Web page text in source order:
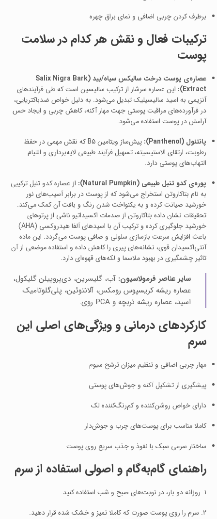
برطرف کردن چربی اضافی و نمای براق چهره
ترکیبات فعال و نقش هر کدام در سلامت
پوست
عصاره‌ی پوست درخت سالیکس سیاه/بید (Salix Nigra Bark
Extract):
این عصاره سرشار از ترکیب سالیسین است که طی فرآیندهای
آنزیمی به اسید سالیسیلیک تبدیل می‌شود. به دلیل خواص ضدباکتریایی،
در فرآورده‌های مراقبت پوستی جهت مهار آکنه، کاهش چربی و ایجاد حس
آرامش در پوست استفاده می‌شود.
پانتنول (Panthenol):
پیش‌ساز ویتامین B5 که نقش مهمی در حفظ
رطوبت، ارتقای الاستیسیته، تسهیل فرآیند طبیعی لایه‌برداری و التیام
التهاب‌های پوستی دارد.
پوره‌ی کدو تنبل طبیعی (Natural Pumpkin):
از عصاره کدو تنبل ترکیبی
به نام بتاکاروتن استخراج می‌شود که از پوست در برابر آسیب‌های نور
خورشید صیانت کرده و به یکنواخت شدن رنگ و بافت آن کمک می‌کند.
تحقیقات نشان داده بتاکاروتن از صدمات اکسیداتیو ناشی از پرتوهای
خورشید جلوگیری کرده و ترکیب آن با اسیدهای آلفا هیدروکسی (AHA)
باعث افزایش سرعت بازسازی سلولی و صافی پوست می‌گردد. این ماده
آنتی‌اکسیدان قوی، نشانه‌های پیری را کاهش داده و استفاده موضعی از آن
تاثیر چشمگیری در بهبود ملاسما و لکه‌های قهوه‌ای دارد.
سایر عناصر فرمولاسیون: آب، گلیسرین، دی‌پروپیلن گلیکول،
عصاره ریشه کریسپوس رومکس، آلانتوئین، پلی‌گلوتامیک
اسید، عصاره ریشه تربچه و PCA روی.
کارکردهای درمانی و ویژگی‌های اصلی این
سرم
مهار چربی اضافی و تنظیم میزان ترشح سبوم
پیشگیری از تشکیل آکنه و جوش‌های پوستی
دارای خواص روشن‌کننده و کم‌رنگ‌کننده لک
کاملا مناسب برای پوست‌های چرب و جوش‌دار
ساختار سرمی سبک با نفوذ و جذب سریع روی پوست
راهنمای گام‌به‌گام و اصولی استفاده از سرم
۱. روزانه دو بار، در نوبت‌های صبح و شب استفاده کنید.
۲. سرم را روی پوست صورت که کاملا تمیز و خشک شده قرار دهید.